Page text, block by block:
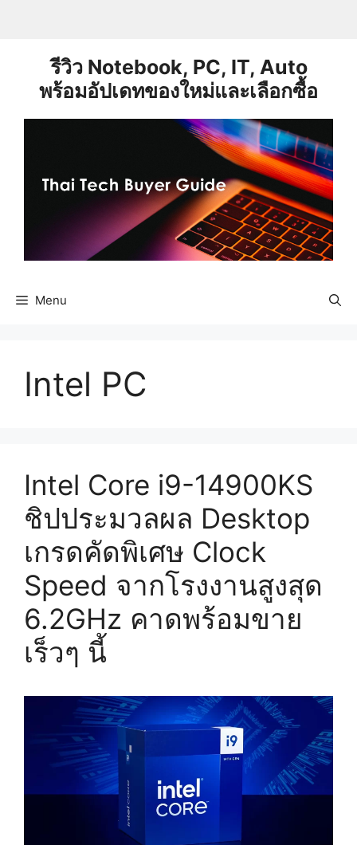
รีวิว Notebook, PC, IT, Auto
พร้อมอัปเดทของใหม่และเลือกซื้อ
Menu
Intel PC
Intel Core i9-14900KS
ชิปประมวลผล Desktop
เกรดคัดพิเศษ Clock
Speed จากโรงงานสูงสุด
6.2GHz คาดพร้อมขาย
เร็วๆ นี้